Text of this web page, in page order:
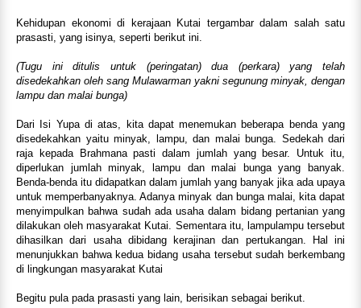
Kehidupan ekonomi di kerajaan Kutai tergambar dalam salah satu
prasasti, yang isinya, seperti berikut ini.
(Tugu ini ditulis untuk (peringatan) dua (perkara) yang telah
disedekahkan oleh sang Mulawarman yakni segunung minyak, dengan
lampu dan malai bunga)
Dari Isi Yupa di atas, kita dapat menemukan beberapa benda yang
disedekahkan yaitu minyak, lampu, dan malai bunga. Sedekah dari
raja kepada Brahmana pasti dalam jumlah yang besar. Untuk itu,
diperlukan jumlah minyak, lampu dan malai bunga yang banyak.
Benda-benda itu didapatkan dalam jumlah yang banyak jika ada upaya
untuk memperbanyaknya. Adanya minyak dan bunga malai, kita dapat
menyimpulkan bahwa sudah ada usaha dalam bidang pertanian yang
dilakukan oleh masyarakat Kutai. Sementara itu, lampulampu tersebut
dihasilkan dari usaha dibidang kerajinan dan pertukangan. Hal ini
menunjukkan bahwa kedua bidang usaha tersebut sudah berkembang
di lingkungan masyarakat Kutai
Begitu pula pada prasasti yang lain, berisikan sebagai berikut.